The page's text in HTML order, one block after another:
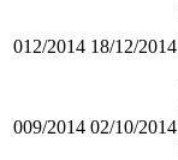
012/2014 18/12/2014
009/2014 02/10/2014